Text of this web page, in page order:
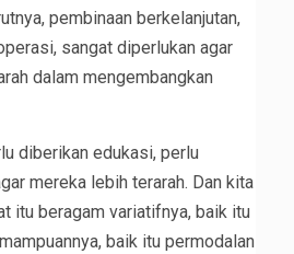
pembinaan berkelanjutan,
sangat diperlukan agar
dalam mengembangkan
diberikan edukasi, perlu
mereka lebih terarah. Dan kita
itu beragam variatifnya, baik itu
baik itu permodalan